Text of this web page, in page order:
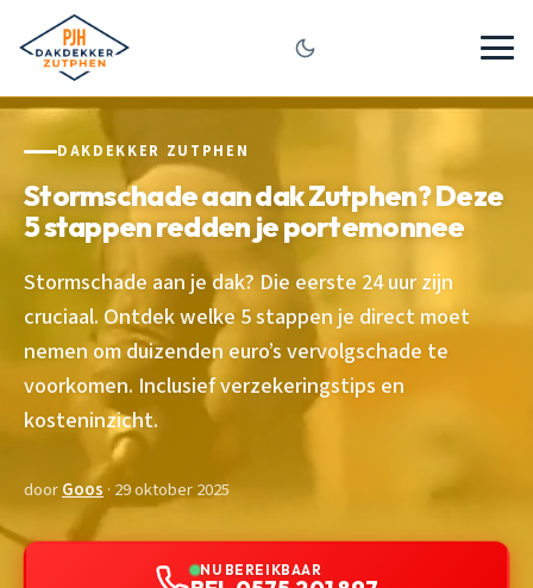
DAKDEKKER ZUTPHEN
Stormschade aan dak Zutphen? Deze
5 stappen redden je portemonnee
Stormschade aan je dak? Die eerste 24 uur zijn
cruciaal. Ontdek welke 5 stappen je direct moet
nemen om duizenden euro’s vervolgschade te
voorkomen. Inclusief verzekeringstips en
kosteninzicht.
doorGoos · 29 oktober 2025
NU BEREIKBAAR